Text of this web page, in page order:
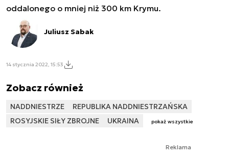
oddalonego o mniej niż 300 km Krymu.
Juliusz Sabak
14 stycznia 2022, 15:53
Zobacz również
NADDNIESTRZE
REPUBLIKA NADDNIESTRZAŃSKA
ROSYJSKIE SIŁY ZBROJNE
UKRAINA pokaż wszystkie
Reklama